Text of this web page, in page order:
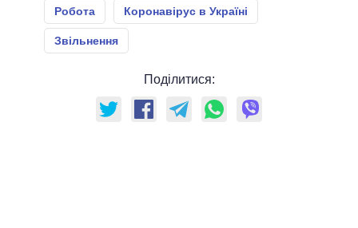
Робота Коронавірус в Україні
Звільнення
Поділитися: